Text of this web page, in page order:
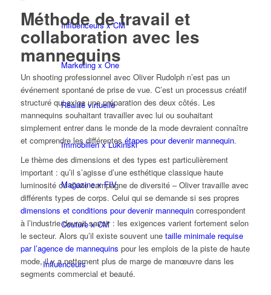
Influenceurs x CM
Marketing x One
Réalité virtuelle
Immobilien x Lukinski
Magazine x FIV
Couture x CM
Influenceurs
Méthode de travail et
collaboration avec les
mannequins
Un shooting professionnel avec Oliver Rudolph n’est pas un
événement spontané de prise de vue. C’est un processus créatif
structuré qui exige une préparation des deux côtés. Les
mannequins souhaitant travailler avec lui ou souhaitant
simplement entrer dans le monde de la mode devraient connaître
et comprendre les différentesétapes pour devenir mannequin.
Le thème des dimensions et des types est particulièrement
important : qu’il s’agisse d’une esthétique classique haute
luminosité ou d’une campagne de diversité – Oliver travaille avec
différents types de corps. Celui qui se demande si ses propres
dimensions et conditions pour devenir mannequincorrespondent
à l’industrie devrait savoir : les exigences varient fortement selon
le secteur. Alors qu’il existe souvent une taille minimale requise
par l’agence de mannequins pour les emplois de la piste de haute
mode, il y a nettement plus de marge de manœuvre dans les
segments commercial et beauté.